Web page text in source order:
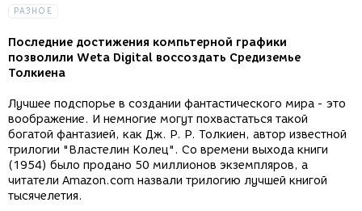
РАЗНОЕ
Последние достижения компьтерной графики
позволили Weta Digital воссоздать Средиземье
Толкиена
Лучшее подспорье в создании фантастического мира - это
воображение. И немногие могут похвастаться такой
богатой фантазией, как Дж. Р. Р. Толкиен, автор известной
трилогии "Властелин Колец". Со времени выхода книги
(1954) было продано 50 миллионов экземпляров, а
читатели Amazon.com назвали трилогию лучшей книгой
тысячелетия.